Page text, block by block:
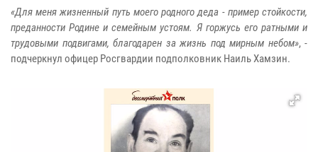
«Для меня жизненный путь моего родного деда - пример стойкости,
преданности Родине и семейным устоям. Я горжусь его ратными и
трудовыми подвигами, благодарен за жизнь под мирным небом», -
подчеркнул офицер Росгвардии подполковник Наиль Хамзин.